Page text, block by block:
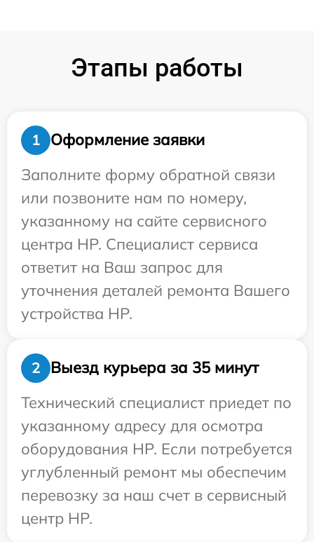
Этапы работы
1
Оформление заявки
Заполните форму обратной связи
или позвоните нам по номеру,
указанному на сайте сервисного
центра HP. Специалист сервиса
ответит на Ваш запрос для
уточнения деталей ремонта Вашего
устройства HP.
2
Выезд курьера за 35 минут
Технический специалист приедет по
указанному адресу для осмотра
оборудования HP. Если потребуется
углубленный ремонт мы обеспечим
перевозку за наш счет в сервисный
центр HP.